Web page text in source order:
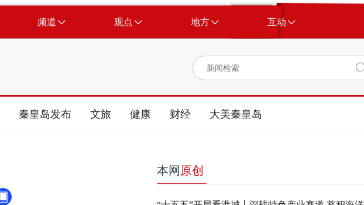
频道 观点 地方 互动
秦皇岛发布 文旅 健康 财经 大美秦皇岛
本网 原创